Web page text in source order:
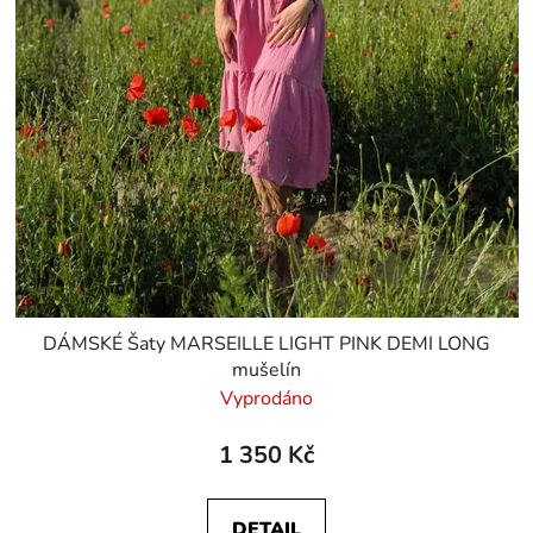
DÁMSKÉ Šaty MARSEILLE LIGHT PINK DEMI LONG
mušelín
Vyprodáno
1 350 Kč